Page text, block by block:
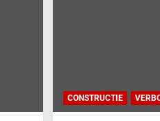
CONSTRUCTIE